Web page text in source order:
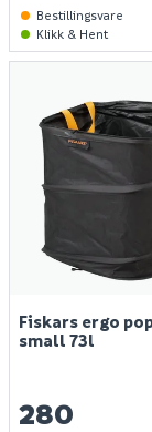
Bestillingsvare
Klikk & Hent
Fiskars ergo
small 73l
280